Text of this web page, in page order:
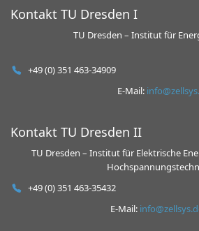
Kontakt TU Dresden I
TU Dresden – Institut für
+49 (0) 351 463-34909
E-Mail:
Kontakt TU Dresden II
TU Dresden – Institut für Elektrische
+49 (0) 351 463-35432
E-Mail: